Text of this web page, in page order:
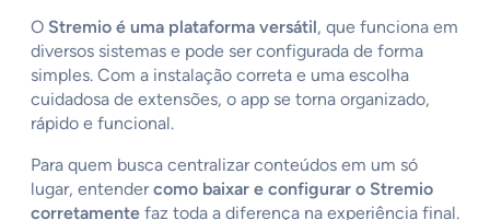
O Stremio é uma plataforma versátil, que funciona em
diversos sistemas e pode ser configurada de forma
simples. Com a instalação correta e uma escolha
cuidadosa de extensões, o app se torna organizado,
rápido e funcional.
Para quem busca centralizar conteúdos em um só
lugar, entendercomo baixar e configurar o Stremio
corretamente faz toda a diferença na experiência final.